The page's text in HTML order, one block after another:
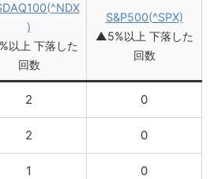
)
以上 下落した
回数
S&P500(^SPX)
▲5%以上 下落した
回数
2 0
2 0
1 0